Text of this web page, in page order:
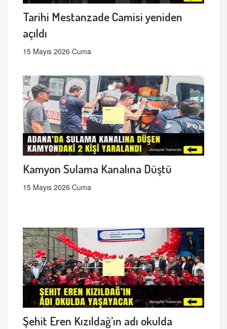
Tarihi Mestanzade Camisi yeniden
açıldı
15 Mayıs 2026 Cuma
Kamyon Sulama Kanalına Düştü
15 Mayıs 2026 Cuma
Şehit Eren Kızıldağ’ın adı okulda